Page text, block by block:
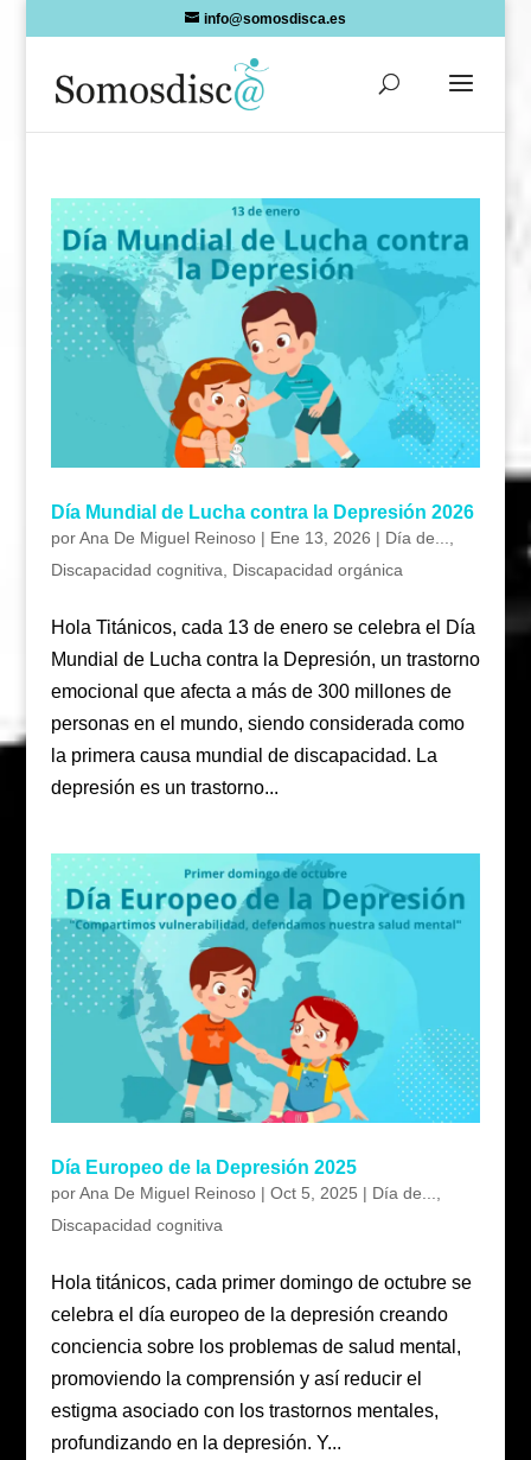
info@somosdisca.es
Día Mundial de Lucha contra la Depresión 2026
porAna De Miguel Reinoso| Ene 13, 2026 | Día de...
Discapacidad cognitiva
Discapacidad orgánica
Hola Titánicos, cada 13 de enero se celebra el Día
Mundial de Lucha contra la Depresión, un trastorno
emocional que afecta a más de 300 millones de
personas en el mundo, siendo considerada como
la primera causa mundial de discapacidad. La
depresión es un trastorno...
Día Europeo de la Depresión 2025
porAna De Miguel Reinoso| Oct 5, 2025 | Día de...
Discapacidad cognitiva
Hola titánicos, cada primer domingo de octubre se
celebra el día europeo de la depresión creando
conciencia sobre los problemas de salud mental,
promoviendo la comprensión y así reducir el
estigma asociado con los trastornos mentales,
profundizando en la depresión. Y...